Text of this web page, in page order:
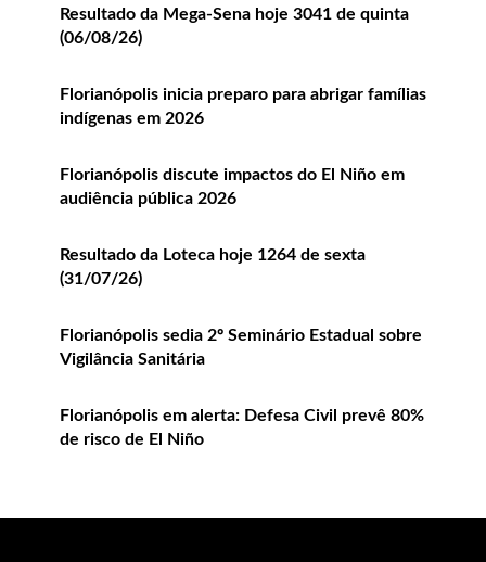
Resultado da Mega-Sena hoje 3041 de quinta
(06/08/26)
Florianópolis inicia preparo para abrigar famílias
indígenas em 2026
Florianópolis discute impactos do El Niño em
audiência pública 2026
Resultado da Loteca hoje 1264 de sexta
(31/07/26)
Florianópolis sedia 2º Seminário Estadual sobre
Vigilância Sanitária
Florianópolis em alerta: Defesa Civil prevê 80%
de risco de El Niño